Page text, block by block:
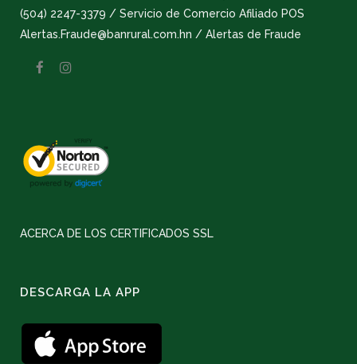
(504) 2247-3379 / Servicio de Comercio Afiliado POS
Alertas.Fraude@banrural.com.hn / Alertas de Fraude
ACERCA DE LOS CERTIFICADOS SSL
DESCARGA LA APP